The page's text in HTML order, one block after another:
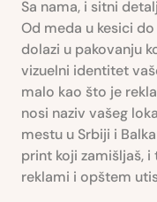
Sa nama, i sitni
Od meda u kesici
dolazi u pakovanju
vizuelni identitet
malo kao što je
nosi naziv vašeg
mestu u Srbiji i
print koji zamišljaš,
reklami i opštem